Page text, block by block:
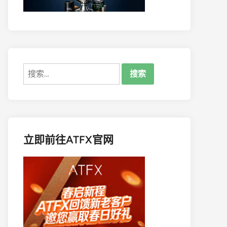
搜
索：
立即前往ATFX官网